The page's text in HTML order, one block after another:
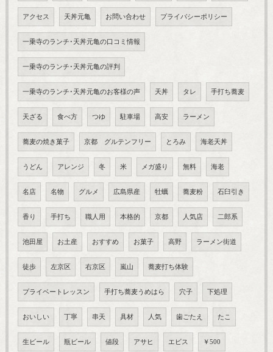
アクセス 天丼元亀 お問い合わせ プライバシーポリシー
一乗寺のランチ･天丼元亀の口コミ情報
一乗寺のランチ･天丼元亀の評判
一乗寺のランチ･天丼元亀のお客様の声 天丼 タレ 手打ち蕎麦
天ざる 食べ方 つゆ 駐車場 高安 ラーメン
蕎麦の焼き菓子 京都 グルテンフリー とろみ 海老天丼
うどん アレンジ 冬 米 メガ盛り 無料 海老
名店 名物 グルメ 広島県産 牡蠣 蕎麦粉 石臼引き
香り 手打ち 職人用 本格的 京都 人気店 二郎系
池田屋 お土産 おすすめ お菓子 高野 ラーメン街道
徒歩 左京区 右京区 嵐山 蕎麦打ち体験
プライベートレッスン 手打ち蕎麦うめはら 穴子 下処理
おいしい 丁寧 串天 具材 人気 歯ごたえ たこ
生ビール 瓶ビール 値段 アサヒ エビス ￥500